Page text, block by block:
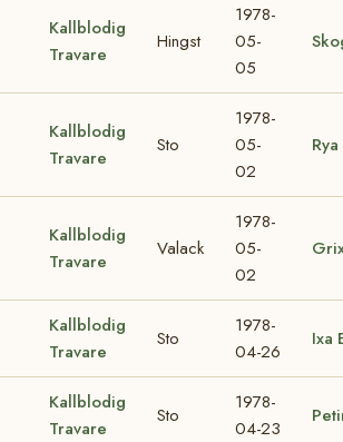
Kallblodig
Travare
Hingst
1978-
05-
05
Kallblodig
Travare
Sto
1978-
05-
02
Kallblodig
Travare
Valack
1978-
05-
02
Kallblodig
Travare
Sto
1978-
04-26
Ixa
Kallblodig
Travare
Sto
1978-
04-23